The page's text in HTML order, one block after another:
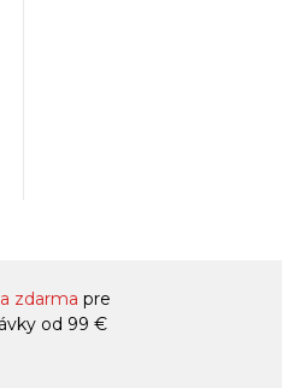
zdarma pre
od 99 €